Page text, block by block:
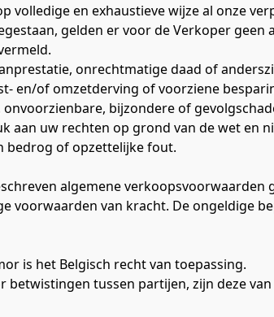
volledige en exhaustieve wijze al onze
gelden er voor de Verkoper
onrechtmatige daad of
en/of omzetderving of voorziene
bijzondere of
aan uw rechten op grond van de wet en
bedrog of opzettelijke fout.
algemene
voorwaarden van kracht. De ongeldige
is het Belgisch recht van toepassing.
betwistingen tussen partijen, zijn deze